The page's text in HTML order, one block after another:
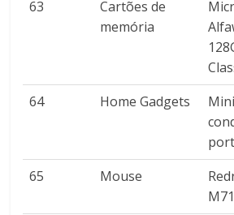
63
Cartões de
memória
64 Home Gadgets
65 Mouse